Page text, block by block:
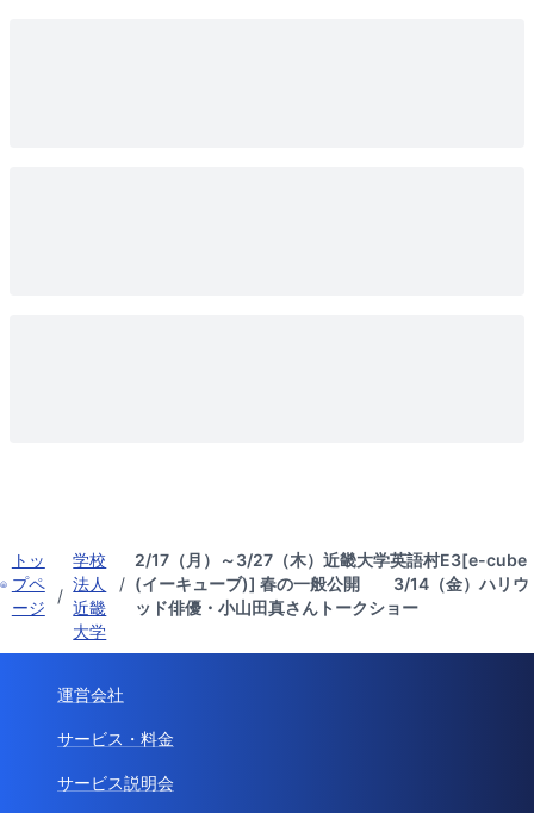
トッ
プペ
ージ
/
学校
法人
近畿
大学
/
2/17（月）～3/27（木）近畿大学英語村E3[e-cube
(イーキューブ)] 春の一般公開 3/14（金）ハリウ
ッド俳優・小山田真さんトークショー
運営会社
サービス・料金
サービス説明会